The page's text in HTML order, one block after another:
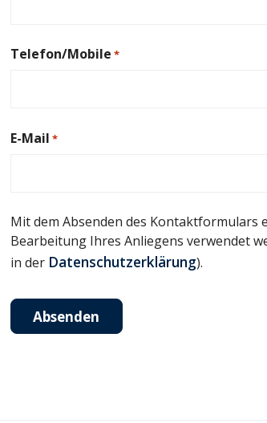
Telefon/Mobile *
E-Mail *
Mit dem Absenden des Kontaktformulars
Bearbeitung Ihres Anliegens verwendet
in der Datenschutzerklärung).